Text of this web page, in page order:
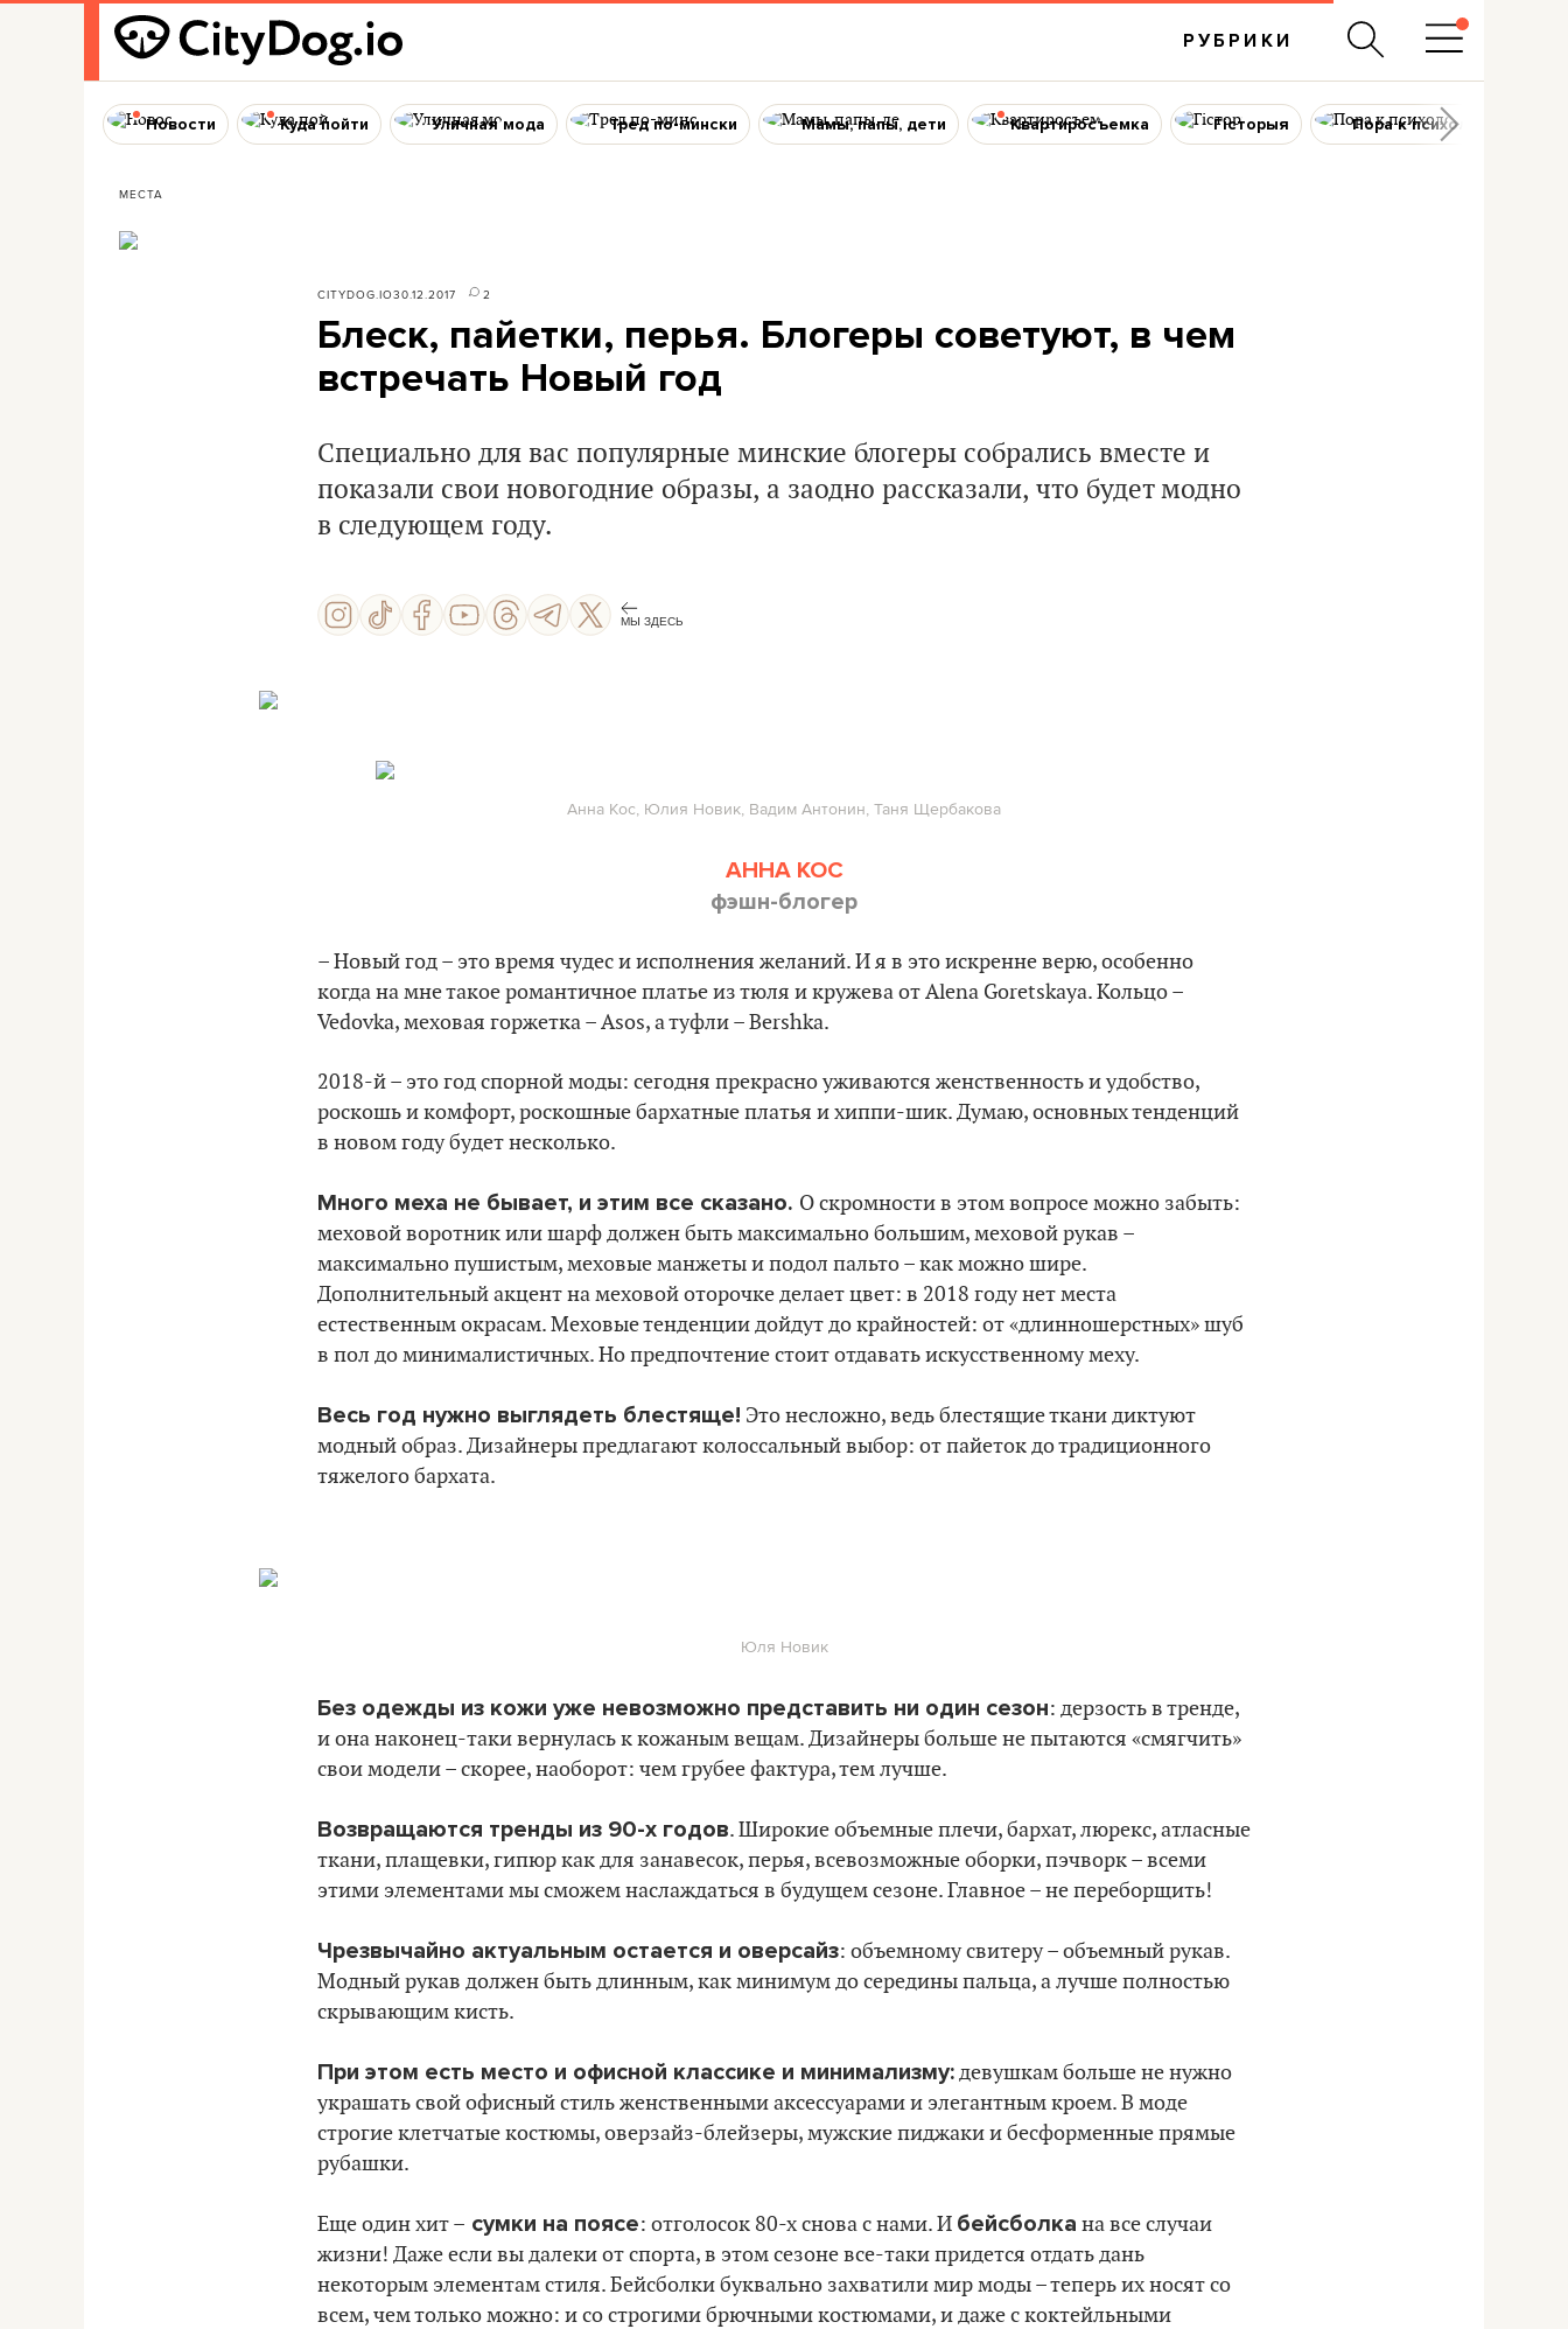
РУБРИКИ
Новости Куда пойти Уличная мода Тред по-мински Мамы, папы, дети Квартиросъемка Гісторыя Пора к психологу
МЕСТА
CITYDOG.IO30.12.2017 2
Блеск, пайетки, перья. Блогеры советуют, в чем
встречать Новый год
Специально для вас популярные минские блогеры собрались вместе и
показали свои новогодние образы, а заодно рассказали, что будет модно
в следующем году.
МЫ ЗДЕСЬ
Анна Кос, Юлия Новик, Вадим Антонин, Таня Щербакова
АННА КОС
фэшн-блогер
– Новый год – это время чудес и исполнения желаний. И я в это искренне верю, особенно
когда на мне такое романтичное платье из тюля и кружева от Alena Goretskaya. Кольцо –
Vedovka, меховая горжетка – Asos, а туфли – Bershka.
2018-й – это год спорной моды: сегодня прекрасно уживаются женственность и удобство,
роскошь и комфорт, роскошные бархатные платья и хиппи-шик. Думаю, основных тенденций
в новом году будет несколько.
Много меха не бывает, и этим все сказано. О скромности в этом вопросе можно забыть:
меховой воротник или шарф должен быть максимально большим, меховой рукав –
максимально пушистым, меховые манжеты и подол пальто – как можно шире.
Дополнительный акцент на меховой оторочке делает цвет: в 2018 году нет места
естественным окрасам. Меховые тенденции дойдут до крайностей: от «длинношерстных» шуб
в пол до минималистичных. Но предпочтение стоит отдавать искусственному меху.
Весь год нужно выглядеть блестяще! Это несложно, ведь блестящие ткани диктуют
модный образ. Дизайнеры предлагают колоссальный выбор: от пайеток до традиционного
тяжелого бархата.
Юля Новик
Без одежды из кожи уже невозможно представить ни один сезон: дерзость в тренде,
и она наконец-таки вернулась к кожаным вещам. Дизайнеры больше не пытаются «смягчить»
свои модели – скорее, наоборот: чем грубее фактура, тем лучше.
Возвращаются тренды из 90-х годов. Широкие объемные плечи, бархат, люрекс, атласные
ткани, плащевки, гипюр как для занавесок, перья, всевозможные оборки, пэчворк – всеми
этими элементами мы сможем наслаждаться в будущем сезоне. Главное – не переборщить!
Чрезвычайно актуальным остается и оверсайз: объемному свитеру – объемный рукав.
Модный рукав должен быть длинным, как минимум до середины пальца, а лучше полностью
скрывающим кисть.
При этом есть место и офисной классике и минимализму:девушкам больше не нужно
украшать свой офисный стиль женственными аксессуарами и элегантным кроем. В моде
строгие клетчатые костюмы, оверзайз-блейзеры, мужские пиджаки и бесформенные прямые
рубашки.
Еще один хит – сумки на поясе: отголосок 80-х снова с нами. И бейсболка на все случаи
жизни! Даже если вы далеки от спорта, в этом сезоне все-таки придется отдать дань
некоторым элементам стиля. Бейсболки буквально захватили мир моды – теперь их носят со
всем, чем только можно: и со строгими брючными костюмами, и даже с коктейльными